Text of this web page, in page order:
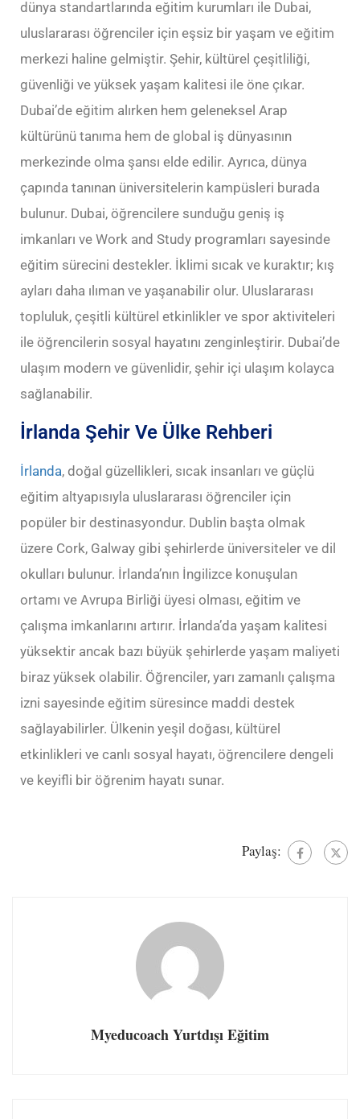
dünya standartlarında eğitim kurumları ile Dubai,
uluslararası öğrenciler için eşsiz bir yaşam ve eğitim
merkezi haline gelmiştir. Şehir, kültürel çeşitliliği,
güvenliği ve yüksek yaşam kalitesi ile öne çıkar.
Dubai’de eğitim alırken hem geleneksel Arap
kültürünü tanıma hem de global iş dünyasının
merkezinde olma şansı elde edilir. Ayrıca, dünya
çapında tanınan üniversitelerin kampüsleri burada
bulunur. Dubai, öğrencilere sunduğu geniş iş
imkanları ve Work and Study programları sayesinde
eğitim sürecini destekler. İklimi sıcak ve kuraktır; kış
ayları daha ılıman ve yaşanabilir olur. Uluslararası
topluluk, çeşitli kültürel etkinlikler ve spor aktiviteleri
ile öğrencilerin sosyal hayatını zenginleştirir. Dubai’de
ulaşım modern ve güvenlidir, şehir içi ulaşım kolayca
sağlanabilir.
İrlanda Şehir Ve Ülke Rehberi
İrlanda, doğal güzellikleri, sıcak insanları ve güçlü
eğitim altyapısıyla uluslararası öğrenciler için
popüler bir destinasyondur. Dublin başta olmak
üzere Cork, Galway gibi şehirlerde üniversiteler ve dil
okulları bulunur. İrlanda’nın İngilizce konuşulan
ortamı ve Avrupa Birliği üyesi olması, eğitim ve
çalışma imkanlarını artırır. İrlanda’da yaşam kalitesi
yüksektir ancak bazı büyük şehirlerde yaşam maliyeti
biraz yüksek olabilir. Öğrenciler, yarı zamanlı çalışma
izni sayesinde eğitim süresince maddi destek
sağlayabilirler. Ülkenin yeşil doğası, kültürel
etkinlikleri ve canlı sosyal hayatı, öğrencilere dengeli
ve keyifli bir öğrenim hayatı sunar.
Paylaş:
Myeducoach Yurtdışı Eğitim